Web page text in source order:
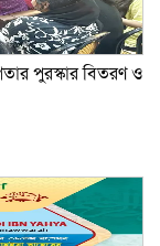
পুরস্কার বিতরণ ও